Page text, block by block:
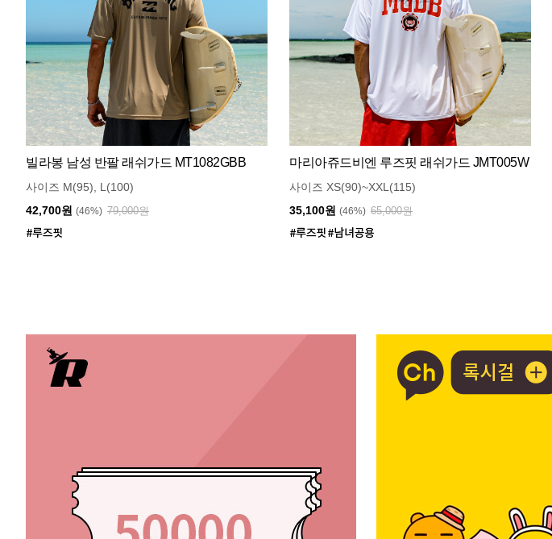
빌라봉 남성 반팔 래쉬가드 MT1082GBB
사이즈 M(95), L(100)
42,700원 (46%) 79,000원
마리아쥬드비엔 루즈핏 래쉬가드 JMT005W
사이즈 XS(90)~XXL(115)
35,100원 (46%) 65,000원